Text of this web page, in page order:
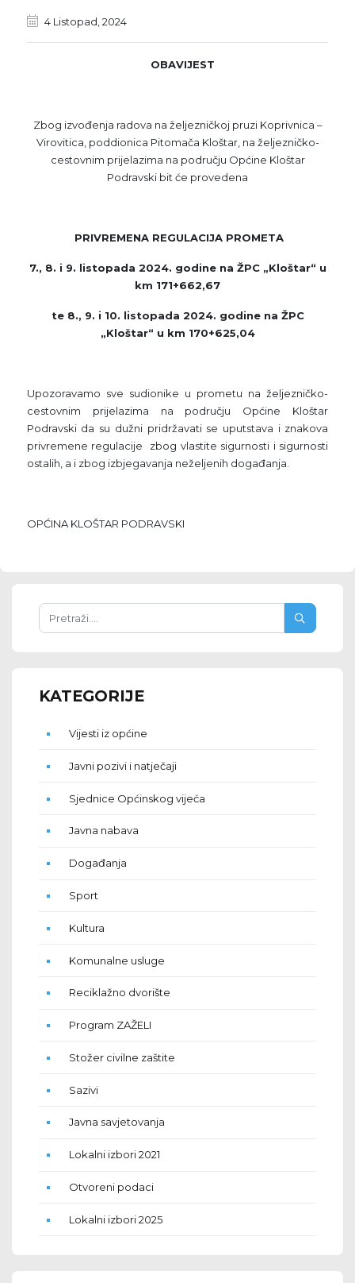
4 Listopad, 2024
OBAVIJEST
Zbog izvođenja radova na željezničkoj pruzi Koprivnica –
Virovitica, poddionica Pitomača Kloštar, na željezničko-
cestovnim prijelazima na području Općine Kloštar
Podravski bit će provedena
PRIVREMENA REGULACIJA PROMETA
7., 8. i 9. listopada 2024. godine na ŽPC „Kloštar“ u
km 171+662,67
te 8., 9. i 10. listopada 2024. godine na ŽPC
„Kloštar“ u km 170+625,04
Upozoravamo sve sudionike u prometu na željezničko-
cestovnim prijelazima na području Općine Kloštar
Podravski da su dužni pridržavati se uputstava i znakova
privremene regulacije zbog vlastite sigurnosti i sigurnosti
ostalih, a i zbog izbjegavanja neželjenih događanja.
OPĆINA KLOŠTAR PODRAVSKI
KATEGORIJE
Vijesti iz općine
Javni pozivi i natječaji
Sjednice Općinskog vijeća
Javna nabava
Događanja
Sport
Kultura
Komunalne usluge
Reciklažno dvorište
Program ZAŽELI
Stožer civilne zaštite
Sazivi
Javna savjetovanja
Lokalni izbori 2021
Otvoreni podaci
Lokalni izbori 2025